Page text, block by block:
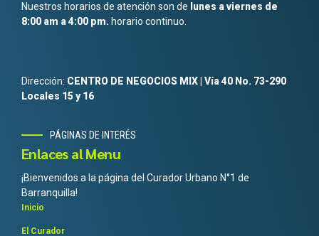
Nuestros horarios de atención son de lunes a viernes de
8:00 am a 4:00 pm. horario continuo.
Dirección: CENTRO DE NEGOCIOS MIX | Vía 40 No. 73-290
Locales 15 y 16
PÁGINAS DE INTERÉS
Enlaces al Menu
¡Bienvenidos a la página del Curador Urbano N°1 de
Barranquilla!
Inicio
El Curador